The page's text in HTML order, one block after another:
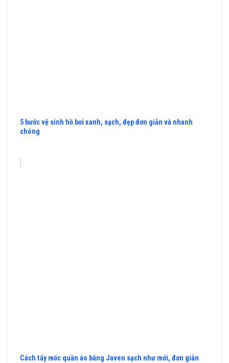
5 bước vệ sinh hồ bơi xanh, sạch, đẹp đơn giản và nhanh
chóng
Cách tẩy mốc quần áo bằng Javen sạch như mới, đơn giản